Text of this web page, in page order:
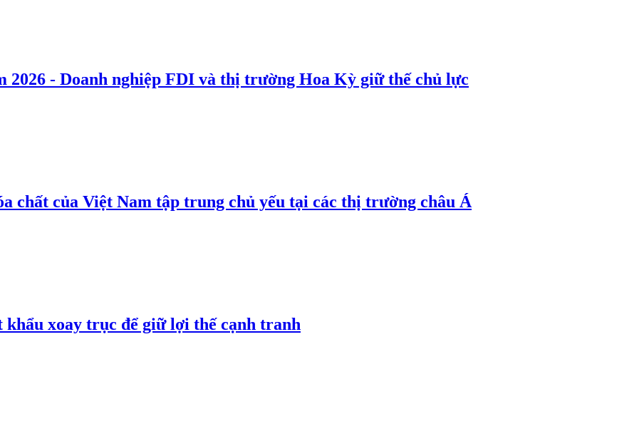
2026 - Doanh nghiệp FDI và thị trường Hoa Kỳ giữ thế chủ lực
chất của Việt Nam tập trung chủ yếu tại các thị trường châu Á
xoay trục để giữ lợi thế cạnh tranh